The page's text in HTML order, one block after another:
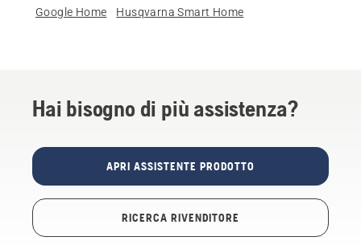
Google Home
Husqvarna Smart Home
Hai bisogno di più assistenza?
APRI ASSISTENTE PRODOTTO
RICERCA RIVENDITORE